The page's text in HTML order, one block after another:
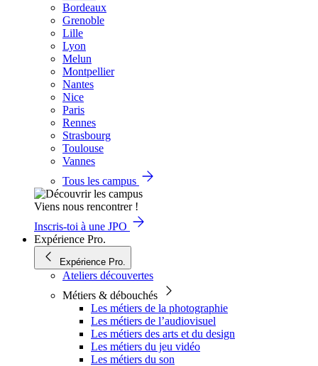
Bordeaux
Grenoble
Lille
Lyon
Melun
Montpellier
Nantes
Nice
Paris
Rennes
Strasbourg
Toulouse
Vannes
Tous les campus
Viens nous rencontrer !
Inscris-toi à une JPO
Expérience Pro.
Expérience Pro.
Ateliers découvertes
Métiers & débouchés
Les métiers de la photographie
Les métiers de l’audiovisuel
Les métiers des arts et du design
Les métiers du jeu vidéo
Les métiers du son